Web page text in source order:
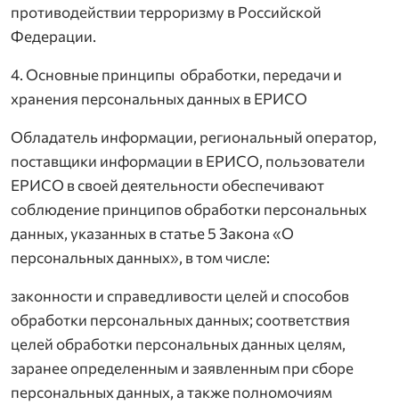
противодействии терроризму в Российской
Федерации.
4. Основные принципы обработки, передачи и
хранения персональных данных в ЕРИСО
Обладатель информации, региональный оператор,
поставщики информации в ЕРИСО, пользователи
ЕРИСО в своей деятельности обеспечивают
соблюдение принципов обработки персональных
данных, указанных в статье 5 Закона «О
персональных данных», в том числе:
законности и справедливости целей и способов
обработки персональных данных; соответствия
целей обработки персональных данных целям,
заранее определенным и заявленным при сборе
персональных данных, а также полномочиям